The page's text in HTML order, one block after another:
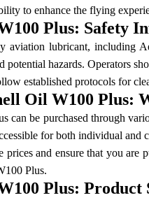
to enhance the flying
Plus: Safety
aviation lubricant, including
potential hazards. Operators
established protocols for
Oil W100 Plus:
can be purchased through
for both individual and
prices and ensure that you
Plus.
Plus: Product